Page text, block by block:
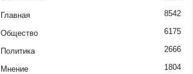
Главная 8542
Общество 6175
Политика 2666
Мнение 1804